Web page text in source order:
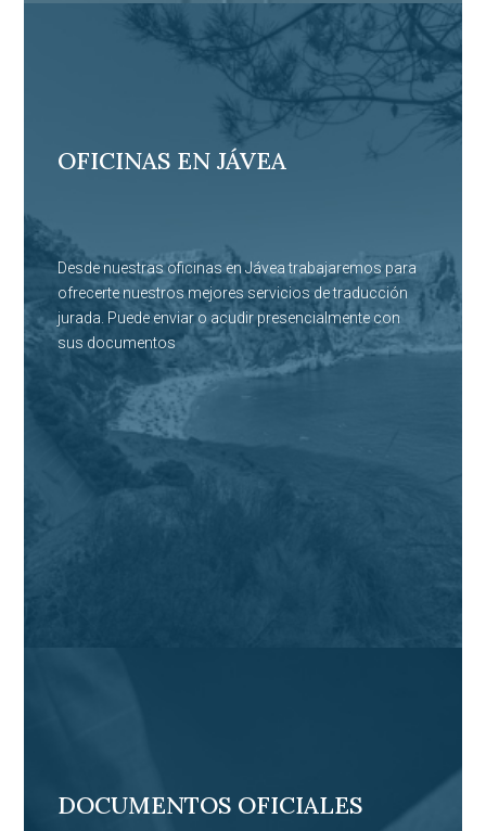
OFICINAS EN JÁVEA
Desde nuestras oficinas en Jávea trabajaremos para
ofrecerte nuestros mejores servicios de traducción
jurada. Puede enviar o acudir presencialmente con
sus documentos
DOCUMENTOS OFICIALES